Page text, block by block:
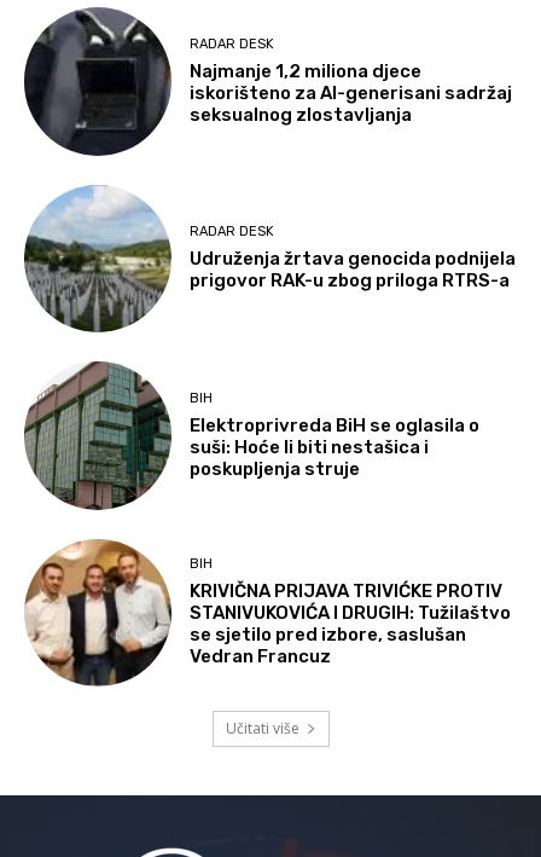
RADAR DESK
Najmanje 1,2 miliona djece
iskorišteno za AI-generisani sadržaj
seksualnog zlostavljanja
RADAR DESK
Udruženja žrtava genocida podnijela
prigovor RAK-u zbog priloga RTRS-a
BIH
Elektroprivreda BiH se oglasila o
suši: Hoće li biti nestašica i
poskupljenja struje
BIH
KRIVIČNA PRIJAVA TRIVIĆKE PROTIV
STANIVUKOVIĆA I DRUGIH: Tužilaštvo
se sjetilo pred izbore, saslušan
Vedran Francuz
Učitati više